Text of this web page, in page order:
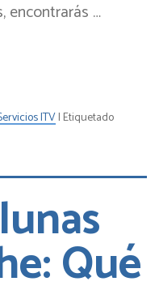
encontrarás …
ITV| Etiquetado
Qué